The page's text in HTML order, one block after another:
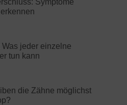
Was jeder einzelne
tun kann
die Zähne möglichst